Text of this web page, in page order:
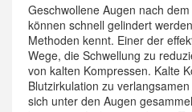
Geschwollene Augen nach
können schnell gelindert
Methoden kennt. Einer der
Wege, die Schwellung zu
von kalten Kompressen. Kalte
Blutzirkulation zu
sich unter den Augen